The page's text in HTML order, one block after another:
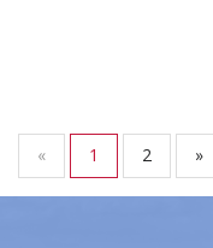
« 1 2 »